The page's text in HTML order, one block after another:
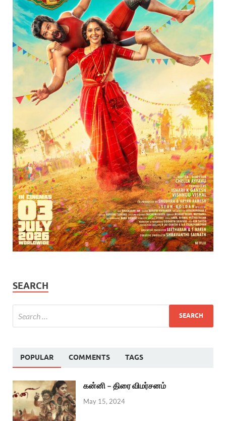
SEARCH
POPULAR COMMENTS TAGS
கன்னி – திரை விமர்சனம்
May 15, 2024